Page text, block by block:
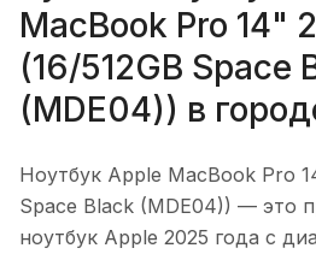
MacBook Pro 14"
(16/512GB Space
(MDE04)) в
Ноутбук Apple MacBook Pro
Space Black (MDE04)) — это
ноутбук Apple 2025 года с